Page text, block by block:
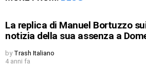
La replica di Manuel Bortuzzo
notizia della sua assenza a
by Trash Italiano
4 anni fa